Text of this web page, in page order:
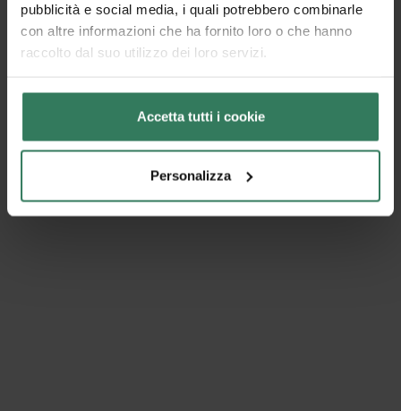
pubblicità e social media, i quali potrebbero combinarle
con altre informazioni che ha fornito loro o che hanno
raccolto dal suo utilizzo dei loro servizi.
Accetta tutti i cookie
Personalizza